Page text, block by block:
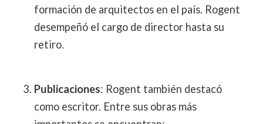
formación de arquitectos en el país. Rogent
desempeñó el cargo de director hasta su
retiro.
Publicaciones: Rogent también destacó
como escritor. Entre sus obras más